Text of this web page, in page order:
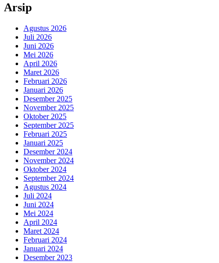
Arsip
Agustus 2026
Juli 2026
Juni 2026
Mei 2026
April 2026
Maret 2026
Februari 2026
Januari 2026
Desember 2025
November 2025
Oktober 2025
September 2025
Februari 2025
Januari 2025
Desember 2024
November 2024
Oktober 2024
September 2024
Agustus 2024
Juli 2024
Juni 2024
Mei 2024
April 2024
Maret 2024
Februari 2024
Januari 2024
Desember 2023